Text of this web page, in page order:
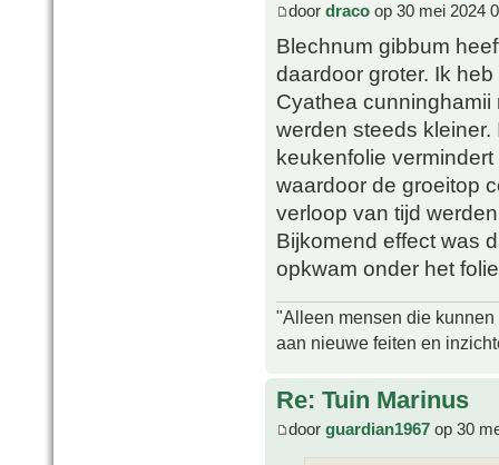
door draco op 30 mei 2024
Blechnum gibbum
daardoor groter. Ik
Cyathea
werden steeds
keukenfolie
waardoor de groeitop
verloop van tijd
Bijkomend effect was
opkwam onder het
"Alleen mensen die
aan nieuwe feiten en
Re: Tuin Marinus
door guardian1967 op 30